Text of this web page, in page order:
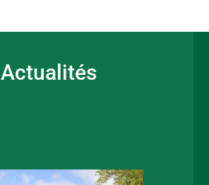
Actualités